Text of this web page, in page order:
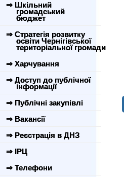
⇒ Шкільний
громадський
бюджет
⇒ Стратегія розвитку
освіти Чернігівської
територіальної громади
⇒ Харчування
⇒ Доступ до публічної
інформації
⇒ Публічні закупівлі
⇒ Вакансії
⇒ Реєстрація в ДНЗ
⇒ ІРЦ
⇒ Телефони